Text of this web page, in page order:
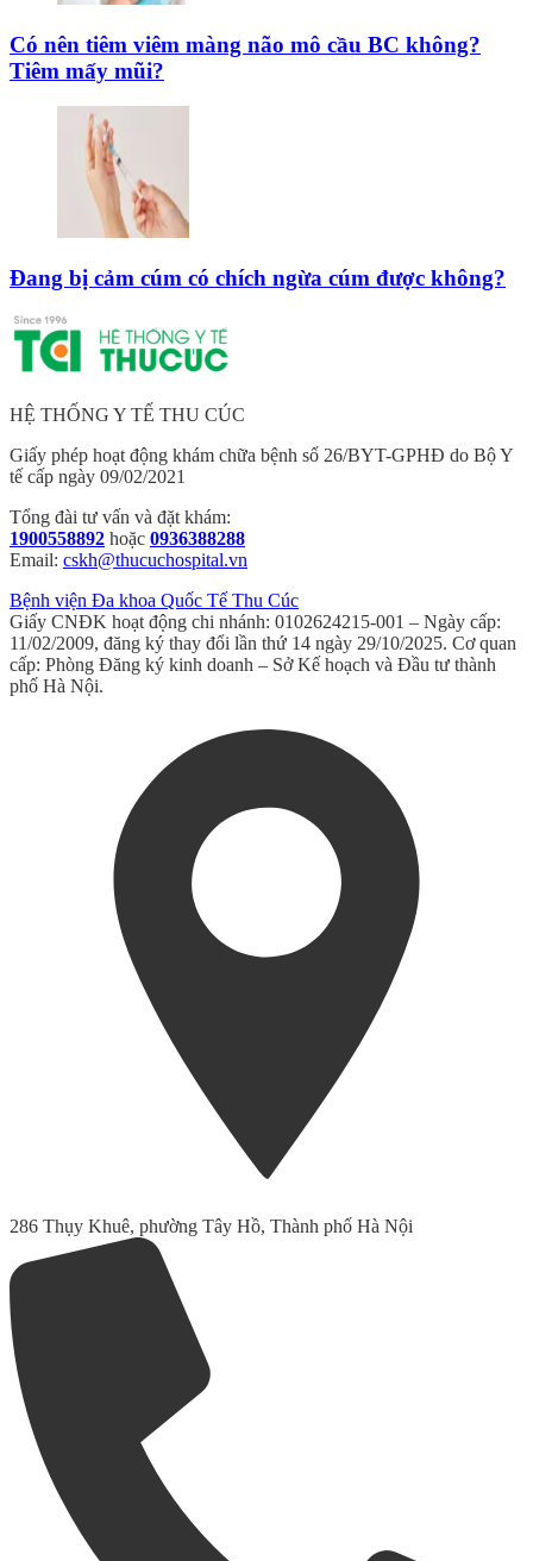
Có nên tiêm viêm màng não mô cầu BC không?
Tiêm mấy mũi?
Đang bị cảm cúm có chích ngừa cúm được không?
HỆ THỐNG Y TẾ THU CÚC
Giấy phép hoạt động khám chữa bệnh số 26/BYT-GPHĐ do Bộ Y
tế cấp ngày 09/02/2021
Tổng đài tư vấn và đặt khám:
1900558892 hoặc 0936388288
Email: cskh@thucuchospital.vn
Bệnh viện Đa khoa Quốc Tế Thu Cúc
Giấy CNĐK hoạt động chi nhánh: 0102624215-001 – Ngày cấp:
11/02/2009, đăng ký thay đổi lần thứ 14 ngày 29/10/2025. Cơ quan
cấp: Phòng Đăng ký kinh doanh – Sở Kế hoạch và Đầu tư thành
phố Hà Nội.
286 Thụy Khuê, phường Tây Hồ, Thành phố Hà Nội